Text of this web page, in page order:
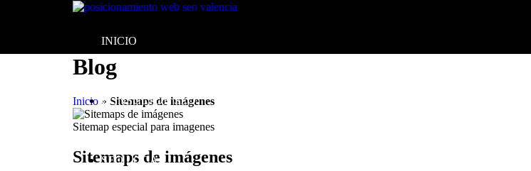
INICIO
CONSULTOR SEO
SEO LOCAL
Blog
Inicio » Sitemaps de imágenes
Sitemap especial para imagenes
Sitemaps de imágenes